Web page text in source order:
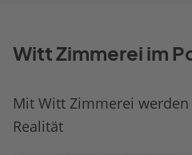
Witt Zimmerei im
Mit Witt Zimmerei
Realität